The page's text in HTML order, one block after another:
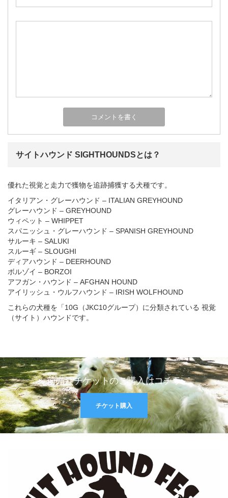
サイトハウンド SIGHTHOUNDSとは？
優れた視覚と走力で獲物を追跡捕獲する犬種です。
イタリアン・グレーハウンド – ITALIAN GREYHOUND
グレーハウンド – GREYHOUND
ウィペット – WHIPPET
スパニッシュ・グレーハウンド – SPANISH GREYHOUND
サルーキ – SALUKI
スルーギ – SLOUGHI
ディアハウンド – DEERHOUND
ボルゾイ – BORZOI
アフガン・ハウンド – AFGHAN HOUND
アイリッシュ・ウルフハウンド – IRISH WOLFHOUND
これらの犬種を「10G（JKC10グループ）に分類されている 視覚
（サイト）ハウンドです。
前売りチケットのご購入はコチラ
チケット購入